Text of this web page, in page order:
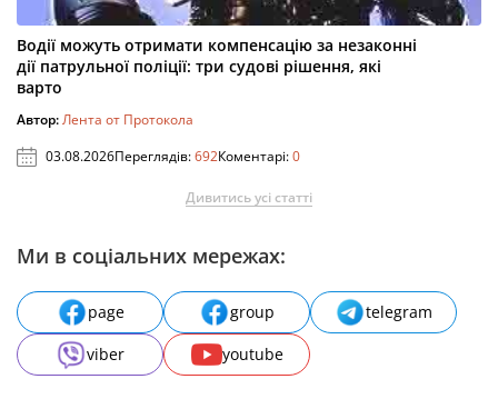
Водії можуть отримати компенсацію за незаконні
дії патрульної поліції: три судові рішення, які
варто
Автор:Лента от Протокола
03.08.2026Переглядів:692Коментарі:0
Дивитись усі статті
Ми в соціальних мережах:
page group
telegram
viber
youtube